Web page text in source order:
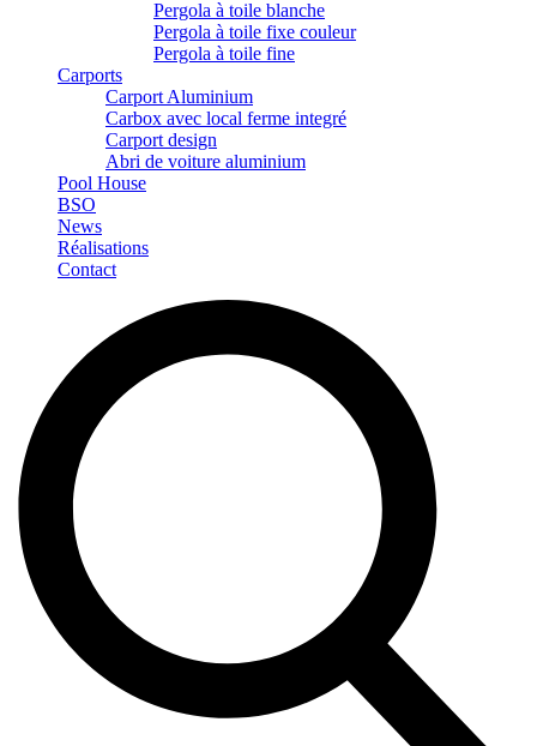
Pergola à toile blanche
Pergola à toile fixe couleur
Pergola à toile fine
Carports
Carport Aluminium
Carbox avec local ferme integré
Carport design
Abri de voiture aluminium
Pool House
BSO
News
Réalisations
Contact